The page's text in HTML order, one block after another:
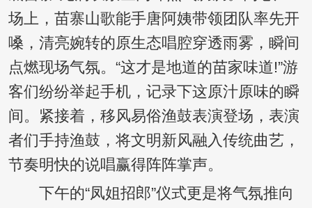
场上，苗寨山歌能手唐阿姨带领团队率先开
嗓，清亮婉转的原生态唱腔穿透雨雾，瞬间
点燃现场气氛。“这才是地道的苗家味道!”游
客们纷纷举起手机，记录下这原汁原味的瞬
间。紧接着，移风易俗渔鼓表演登场，表演
者们手持渔鼓，将文明新风融入传统曲艺，
节奏明快的说唱赢得阵阵掌声。
下午的“凤姐招郎”仪式更是将气氛推向